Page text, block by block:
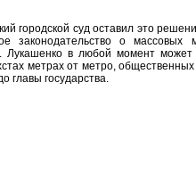
городской суд оставил это
о массовых
в любой момент
метрах от метро,
главы государства.